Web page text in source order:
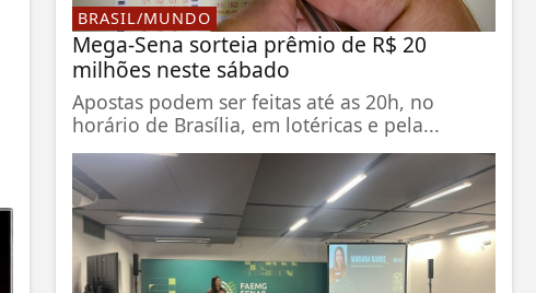
BRASIL/MUNDO
Mega-Sena sorteia prêmio de R$ 20
milhões neste sábado
Apostas podem ser feitas até as 20h, no
horário de Brasília, em lotéricas e pela...